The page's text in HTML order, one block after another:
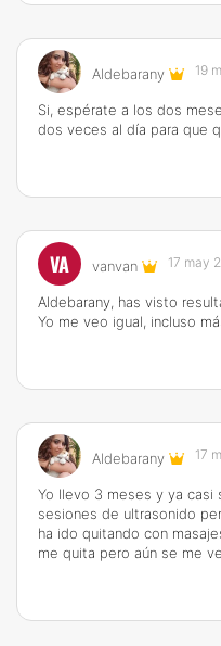
Aldebarany 19
Si, espérate a los dos
dos veces al día para que
VA vanvan 17 may
Aldebarany, has visto
Yo me veo igual, incluso
Aldebarany 17
Yo llevo 3 meses y ya casi
sesiones de ultrasonido
ha ido quitando con
me quita pero aún se me